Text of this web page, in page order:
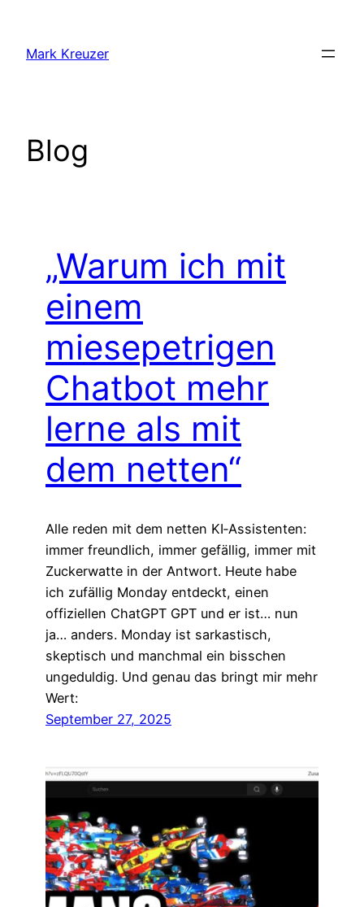
springen
Mark Kreuzer
Blog
„Warum ich mit
einem
miesepetrigen
Chatbot mehr
lerne als mit
dem netten“
Alle reden mit dem netten KI‑Assistenten:
immer freundlich, immer gefällig, immer mit
Zuckerwatte in der Antwort. Heute habe
ich zufällig Monday entdeckt, einen
offiziellen ChatGPT GPT und er ist… nun
ja… anders. Monday ist sarkastisch,
skeptisch und manchmal ein bisschen
ungeduldig. Und genau das bringt mir mehr
Wert:
September 27, 2025